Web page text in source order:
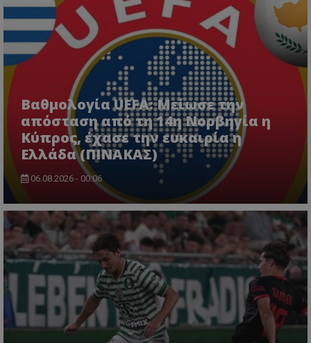
Βαθμολογία UEFA: Μείωσε την
απόσταση από τη 14η Νορβηγία η
Κύπρος, έχασε την ευκαιρία η
Ελλάδα (ΠΙΝΑΚΑΣ)
06.08.2026 - 00:06